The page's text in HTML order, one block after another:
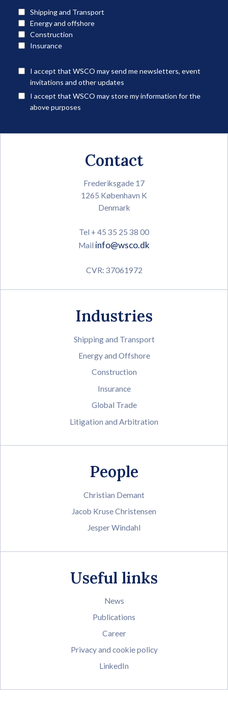
Shipping and Transport
Energy and offshore
Construction
Insurance
I accept that WSCO may send me newsletters, event
invitations and other updates
I accept that WSCO may store my information for the
above purposes
Contact
Frederiksgade 17
1265 København K
Denmark
Tel + 45 35 25 38 00
Mail info@wsco.dk
CVR: 37061972
Industries
Shipping and Transport
Energy and Offshore
Construction
Insurance
Global Trade
Litigation and Arbitration
People
Christian Demant
Jacob Kruse Christensen
Jesper Windahl
Useful links
News
Publications
Career
Privacy and cookie policy
LinkedIn